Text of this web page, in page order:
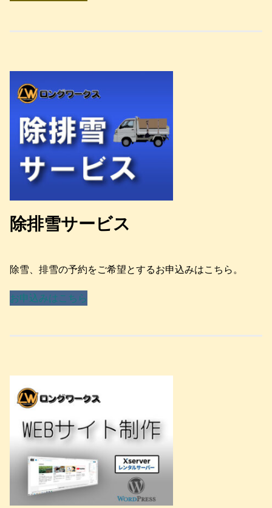
除排雪サービス
除雪、排雪の予約をご希望とするお申込みはこちら。
お申込みはこちら